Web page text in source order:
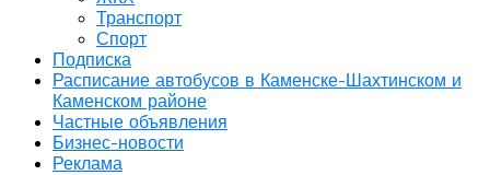
Транспорт
Спорт
Подписка
Расписание автобусов в Каменске-Шахтинском и
Каменском районе
Частные объявления
Бизнес-новости
Реклама